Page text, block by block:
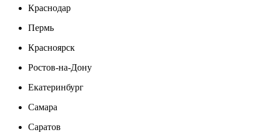
Краснодар
Пермь
Красноярск
Ростов-на-Дону
Екатеринбург
Самара
Саратов